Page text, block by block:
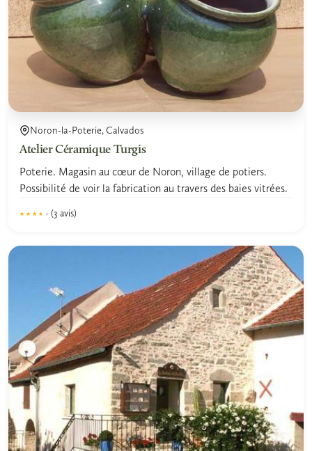
Noron-la-Poterie, Calvados
Atelier Céramique Turgis
Poterie. Magasin au cœur de Noron, village de potiers.
Possibilité de voir la fabrication au travers des baies vitrées.
★★★★★
★★★★★ (3 avis)